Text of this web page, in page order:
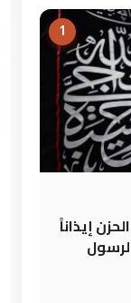
1
إيذاناً